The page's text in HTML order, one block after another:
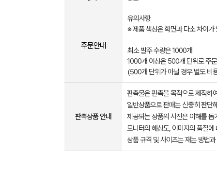
주문안내
유의사항
※ 제품 색상은 화면과 다소 차이가
최소 발주 수량은 1000개
1000개 이상은 500개 단위로 주
(500개 단위가 아닐 경우 별도 비
판촉상품 안내
판촉물은 판촉을 목적으로 제작하
일반상품으로 판매는 신중히 판단
제공되는 상품의 사진은 이해를
모니터의 해상도, 이미지의 품질
상품 규격 및 사이즈는 재는 방법